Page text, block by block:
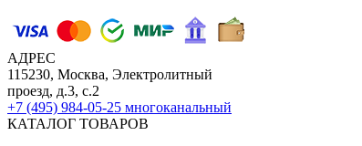
АДРЕС
115230, Москва, Электролитный
проезд, д.3, с.2
+7 (495) 984-05-25 многоканальный
КАТАЛОГ ТОВАРОВ